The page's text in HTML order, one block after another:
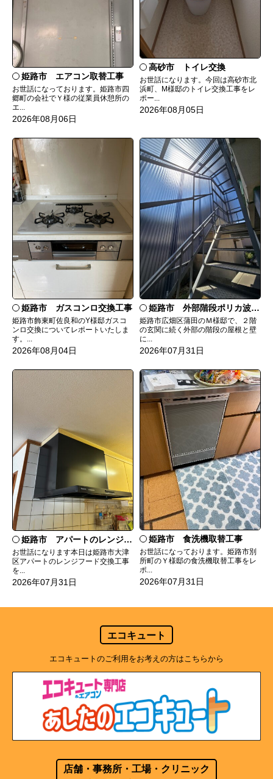
姫路市 エアコン取替工事
お世話になっております。姫路市四
郷町の会社でＹ様の従業員休憩所の
エ...
2026年08月06日
高砂市 トイレ交換
お世話になります。今回は高砂市北
浜町、M様邸のトイレ交換工事をレ
ポー...
2026年08月05日
姫路市 ガスコンロ交換工事
姫路市飾東町佐良和のY様邸ガスコ
ンロ交換についてレポートいたしま
す。...
2026年08月04日
姫路市 外部階段ポリカ波板張替工事
姫路市広畑区蒲田のＭ様邸で、２階
の玄関に続く外部の階段の屋根と壁
に...
2026年07月31日
姫路市 アパートのレンジフード交換
お世話になります本日は姫路市大津
区アパートのレンジフード交換工事
を...
2026年07月31日
姫路市 食洗機取替工事
お世話になっております。姫路市別
所町のＹ様邸の食洗機取替工事をレ
ポ...
2026年07月31日
エコキュート
エコキュートのご利用をお考えの方はこちらから
店舗・事務所・工場・クリニック